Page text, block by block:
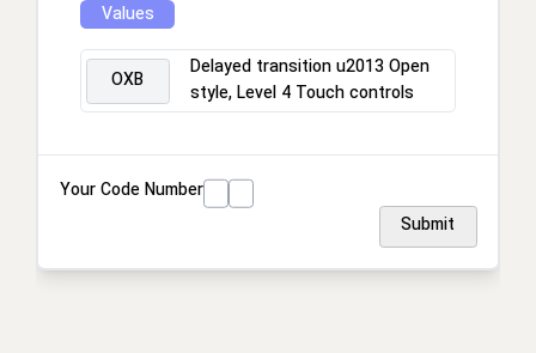
Values
OXB
Delayed transition u2013 Open
style, Level 4 Touch controls
Your Code Number
Submit